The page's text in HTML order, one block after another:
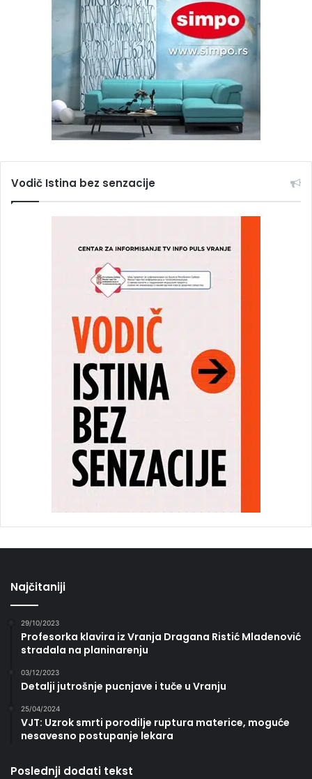
Vodič Istina bez senzacije
Najčitaniji
29/10/2023
Profesorka klavira iz Vranja Dragana Ristić Mladenović
stradala na planinarenju
03/12/2023
Detalji jutrošnje pucnjave i tuče u Vranju
25/04/2024
VJT: Uzrok smrti porodilje ruptura materice, moguće
nesavesno postupanje lekara
Poslednji dodati tekst